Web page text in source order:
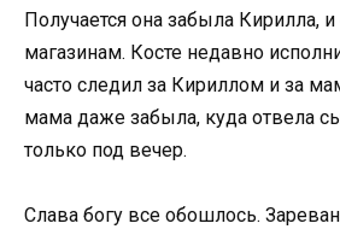
Получается она забыла Кирилла,
магазинам. Косте недавно
часто следил за Кириллом и за
мама даже забыла, куда отвела
только под вечер.
Слава богу все обошлось.